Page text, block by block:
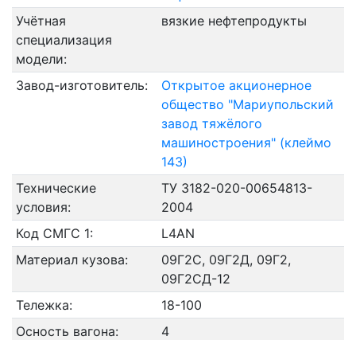
Учётная
специализация
модели:
вязкие нефтепродукты
Завод-изготовитель:
Открытое акционерное
общество "Мариупольский
завод тяжёлого
машиностроения" (клеймо
143)
Технические
условия:
ТУ 3182-020-00654813-
2004
Код СМГС 1:
L4AN
Материал кузова:
09Г2С, 09Г2Д, 09Г2,
09Г2СД-12
Тележка:
18-100
Осность вагона:
4